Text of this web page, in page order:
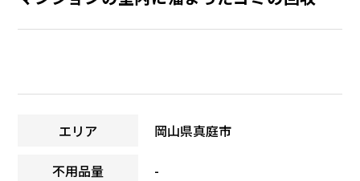
エリア 岡山県真庭市
不用品量 -